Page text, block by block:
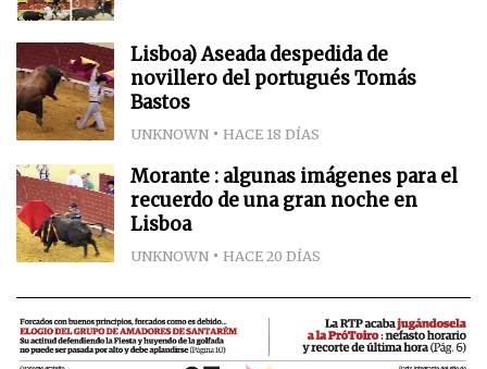
Lisboa) Aseada despedida de
novillero del portugués Tomás
Bastos
UNKNOWN HACE 18 DÍAS
Morante : algunas imágenes para el
recuerdo de una gran noche en
Lisboa
UNKNOWN HACE 20 DÍAS